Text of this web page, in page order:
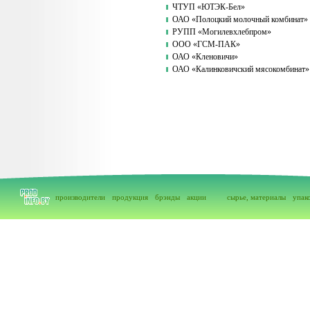
ЧТУП «ЮТЭК-Бел»
ОАО «Полоцкий молочный комбинат»
РУПП «Могилевхлебпром»
ООО «ГСМ-ПАК»
ОАО «Кленовичи»
ОАО «Калинковичский мясокомбинат»
производители продукция брэнды акции сырье, материалы